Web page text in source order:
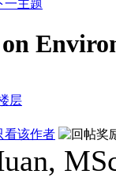
看该作者